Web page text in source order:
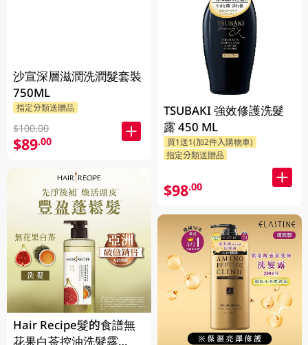
沙宣深層滋潤洗潤髮套裝
750ML
指定分類送贈品
$100.00
$89.00
Hair Recipe髮的食譜無
花果白茶控油洗髮露
TSUBAKI 強效修護洗髮
露 450 ML
買1送1(加2件入購物車)
指定分類送贈品
$98.00